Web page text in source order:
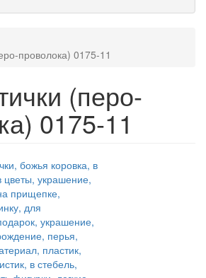
проволока) 0175-11
(перо-
0175-11